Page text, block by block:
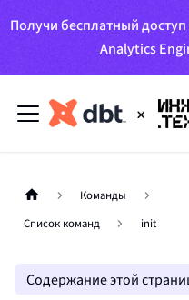
Получи бесплатный
Analytics
Команды
Список команд
init
Содержание этой